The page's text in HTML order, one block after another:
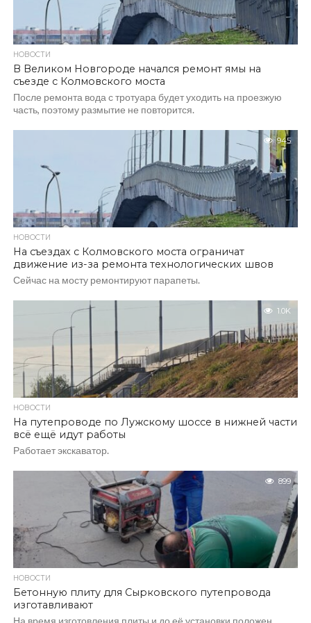
НОВОСТИ
В Великом Новгороде начался ремонт ямы на
съезде с Колмовского моста
После ремонта вода с тротуара будет уходить на проезжую
часть, поэтому размытие не повторится.
945
НОВОСТИ
На съездах с Колмовского моста ограничат
движение из-за ремонта технологических швов
Сейчас на мосту ремонтируют парапеты.
1.0K
НОВОСТИ
На путепроводе по Лужскому шоссе в нижней части
всё ещё идут работы
Работает экскаватор.
899
НОВОСТИ
Бетонную плиту для Сырковского путепровода
изготавливают
На время изготовления плиты и до её установки положен